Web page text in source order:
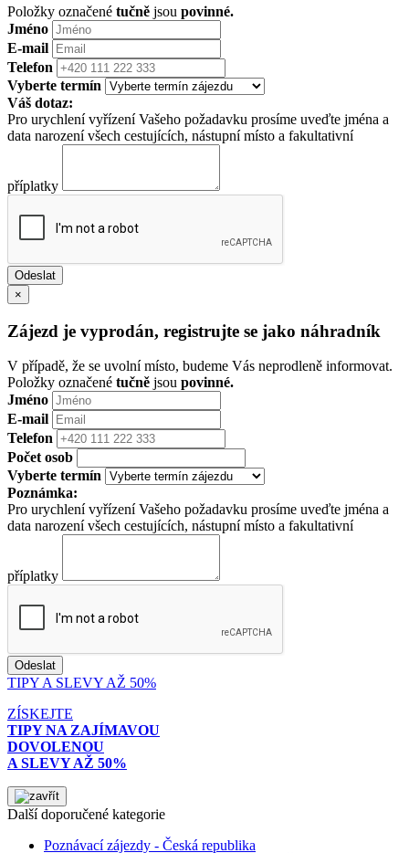
Položky označené tučně jsou povinné.
Jméno
E-mail
Telefon
Vyberte termín
Váš dotaz:
Pro urychlení vyřízení Vašeho požadavku prosíme uveďte jména a
data narození všech cestujících, nástupní místo a fakultativní
příplatky
×
Zájezd je vyprodán, registrujte se jako náhradník
V případě, že se uvolní místo, budeme Vás neprodleně informovat.
Položky označené tučně jsou povinné.
Jméno
E-mail
Telefon
Počet osob
Vyberte termín
Poznámka:
Pro urychlení vyřízení Vašeho požadavku prosíme uveďte jména a
data narození všech cestujících, nástupní místo a fakultativní
příplatky
TIPY A SLEVY AŽ 50%
ZÍSKEJTE
TIPY NA ZAJÍMAVOU
DOVOLENOU
A SLEVY AŽ 50%
Další doporučené kategorie
Poznávací zájezdy - Česká republika